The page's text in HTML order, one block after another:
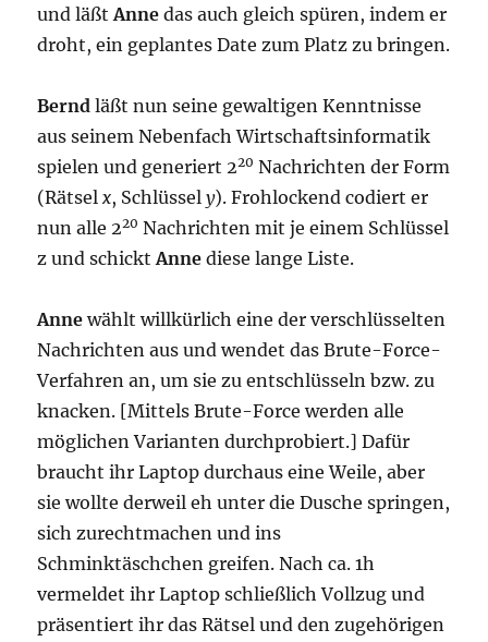
und läßtAnne das auch gleich spüren, indem er
droht, ein geplantes Date zum Platz zu bringen.
Bernd läßt nun seine gewaltigen Kenntnisse
aus seinem Nebenfach Wirtschaftsinformatik
spielen und generiert 220 Nachrichten der Form
(Rätselx, Schlüssely). Frohlockend codiert er
nun alle 220 Nachrichten mit je einem Schlüssel
z und schicktAnne diese lange Liste.
Anne wählt willkürlich eine der verschlüsselten
Nachrichten aus und wendet das Brute-Force-
Verfahren an, um sie zu entschlüsseln bzw. zu
knacken. [Mittels Brute-Force werden alle
möglichen Varianten durchprobiert.] Dafür
braucht ihr Laptop durchaus eine Weile, aber
sie wollte derweil eh unter die Dusche springen,
sich zurechtmachen und ins
Schminktäschchen greifen. Nach ca. 1h
vermeldet ihr Laptop schließlich Vollzug und
präsentiert ihr das Rätsel und den zugehörigen